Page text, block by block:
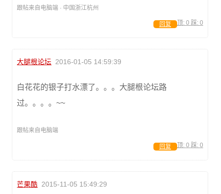
跟帖来自电脑端 · 中国浙江杭州
顶: 0 踩: 0
回复
大腿根论坛 2016-01-05 14:59:39
白花花的银子打水漂了。。。大腿根论坛路
过。。。。~~
跟帖来自电脑端
顶: 0 踩: 0
回复
芒果酷 2015-11-05 15:49:29